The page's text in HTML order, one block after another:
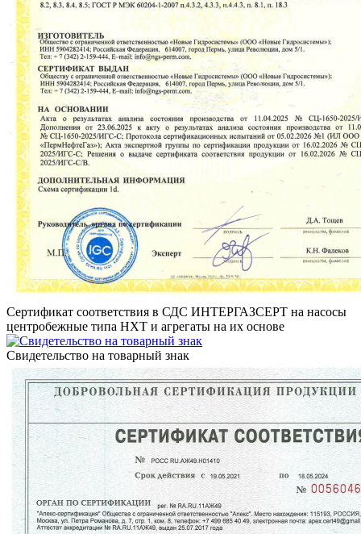
Cертификат соответствия в СДС ИНТЕРГАЗСЕРТ на насосы
центробежные типа НХТ и агрегаты на их основе
Свидетельство на товарный знак